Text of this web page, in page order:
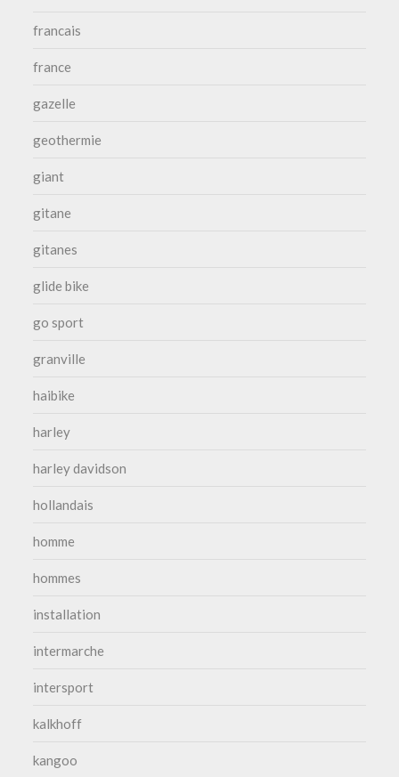
francais
france
gazelle
geothermie
giant
gitane
gitanes
glide bike
go sport
granville
haibike
harley
harley davidson
hollandais
homme
hommes
installation
intermarche
intersport
kalkhoff
kangoo